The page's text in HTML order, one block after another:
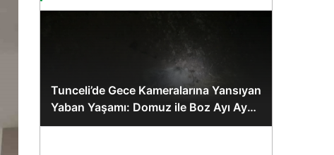
Tunceli’de Gece Kameralarına Yansıyan
Yaban Yaşamı: Domuz ile Boz Ayı Aynı
Karede